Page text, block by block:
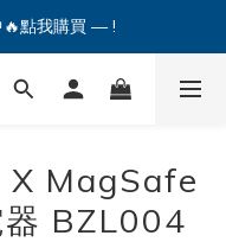
🔥點我購買 — !
優惠券！🎫
🔥點我購買 — !
X MagSafe
器 BZL004